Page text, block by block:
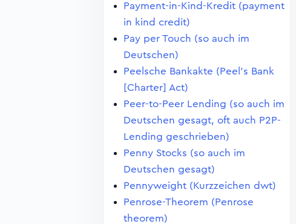
Payment-in-Kind-Kredit (payment
in kind credit)
Pay per Touch (so auch im
Deutschen)
Peelsche Bankakte (Peel's Bank
[Charter] Act)
Peer-to-Peer Lending (so auch im
Deutschen gesagt, oft auch P2P-
Lending geschrieben)
Penny Stocks (so auch im
Deutschen gesagt)
Pennyweight (Kurzzeichen dwt)
Penrose-Theorem (Penrose
theorem)